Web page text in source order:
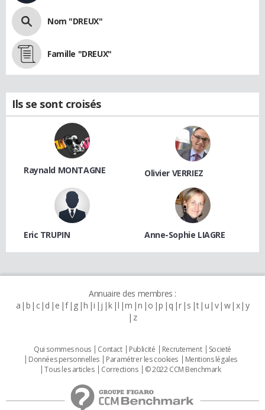
Nom "DREUX"
Famille "DREUX"
Ils se sont croisés
Raynald MONTAGNE Olivier VERRIEZ
Eric TRUPIN Anne-Sophie LIAGRE
Annuaire des membres :
a b c d e f g h i j k l m n o p q r s t u v w x y
z
Qui sommes nous Contact Publicité Recrutement
Societé
Données personnelles
Paramétrer les cookies
Mentions légales
Tous les articles
Corrections © 2022 CCM Benchmark